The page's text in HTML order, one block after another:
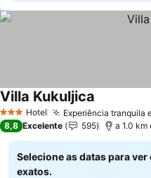
3 EstrelasHotel Experiência tranquila
Villa Kukuljica
8,8 Excelente 595 a 1.0 km
Selecione as datas para
exatos.